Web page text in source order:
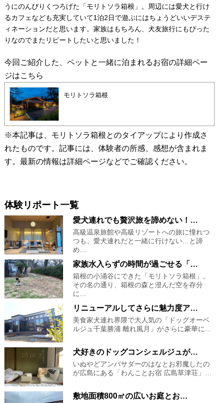
うにのんびりくつろげた「モリトソラ箱根」。周辺には愛犬と行け
るカフェなども充実していて1泊2日で遊ぶにはちょうどいいデステ
ィネーションだと思います。家族はもちろん、犬友旅行にもぴった
りなのでまたリピートしたいと思いました！
今回ご紹介した、ペットと一緒に泊まれるお宿の詳細ペー
ジはこちら
モリトソラ箱根
※本記事は、モリトソラ箱根とのタイアップにより作成さ
れたものです。記事には、体験者の所感、感想が含まれま
す。最新の情報は詳細ページなどでご確認ください。
体験リポート一覧
愛犬連れでも贅沢旅を諦めない！…
高級温泉旅館や高級リゾートへの旅に憧れつ
つも、愛犬連れだと一緒に行けない…と諦
め…
家族水入らずの時間が過ごせる「…
箱根の小涌谷にできた「モリトソラ箱根」。
その名の通り、箱根の森と澄んだ空を存分
に…
リニューアルしてさらに魅力度ア…
美食家犬連れ界隈で大人気の「ドッグオーベ
ルジュ千葉勝浦 離れ風月」がさらに豪華に…
犬好きのドッグコンシェルジュが…
いぬやどアンバサダーのはなとお邪魔したの
が広島にある「わんことお宿 広島草津荘」…
敷地面積800㎡の広いお庭とお…